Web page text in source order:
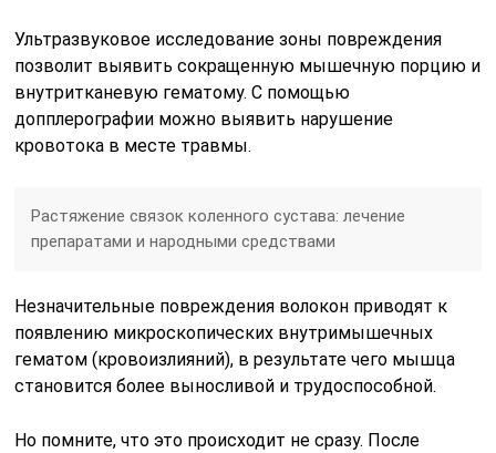
Ультразвуковое исследование зоны повреждения
позволит выявить сокращенную мышечную порцию и
внутритканевую гематому. С помощью
допплерографии можно выявить нарушение
кровотока в месте травмы.
Растяжение связок коленного сустава: лечение
препаратами и народными средствами
Незначительные повреждения волокон приводят к
появлению микроскопических внутримышечных
гематом (кровоизлияний), в результате чего мышца
становится более выносливой и трудоспособной.
Но помните, что это происходит не сразу. После